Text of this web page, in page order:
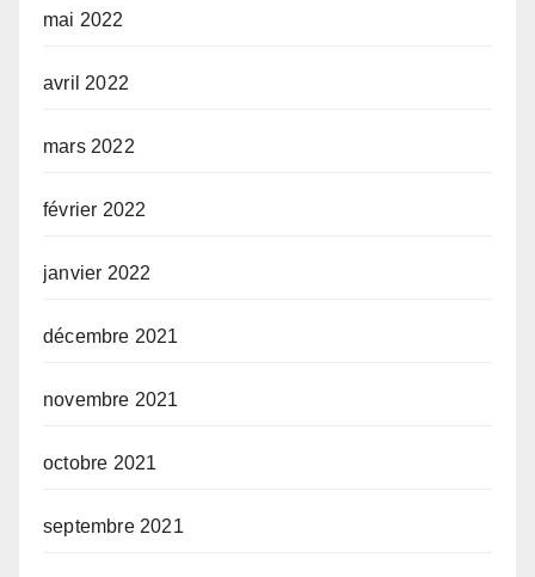
mai 2022
avril 2022
mars 2022
février 2022
janvier 2022
décembre 2021
novembre 2021
octobre 2021
septembre 2021